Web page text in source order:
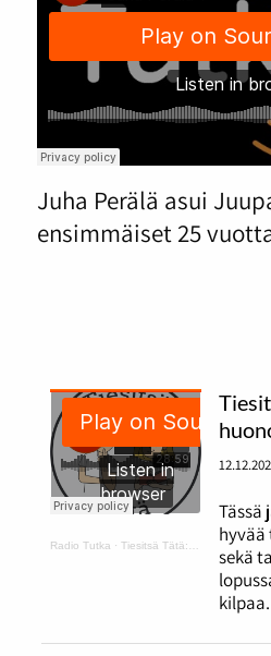
Juha Perälä asui
ensimmäiset 25
Radio Tutka ·Tiesitsä Tätä: hyvä ja huono tuuri
Tässä
sekä
kilpaa.